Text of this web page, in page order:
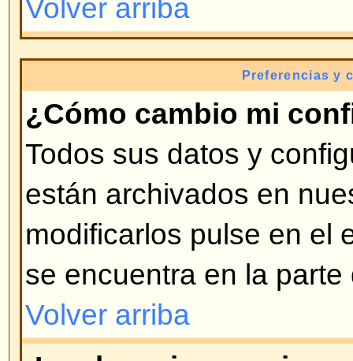
ingresado en el foro
bloques), la segunda es el
generalmente único y personal.
decide si se pueden usar o no.
puede introducirlo en su perfil.
exista esa opción, contacte con
que sea activada esa opción
administrador bueno).
Volver arriba
¿Cómo cambio mi rango?
Por lo general no puede